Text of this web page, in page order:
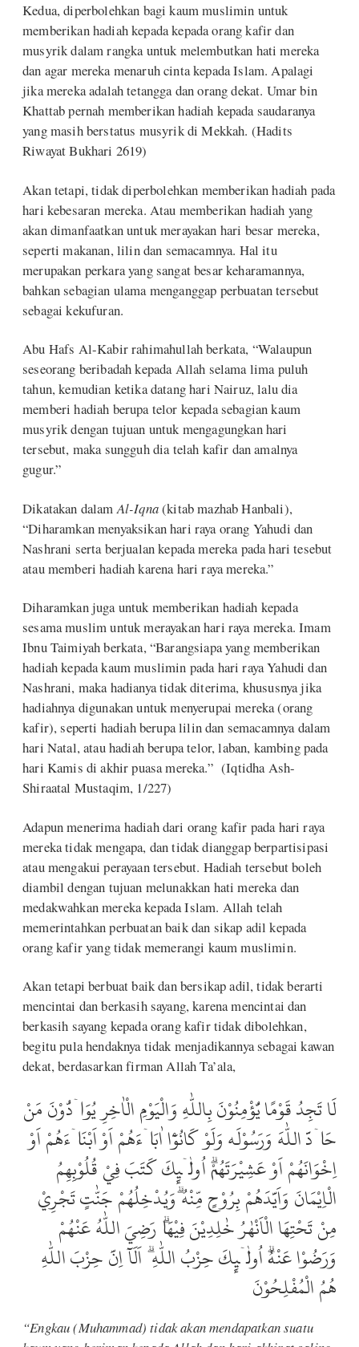
Kedua, diperbolehkan bagi kaum muslimin untuk
memberikan hadiah kepada kepada orang kafir dan
musyrik dalam rangka untuk melembutkan hati mereka
dan agar mereka menaruh cinta kepada Islam. Apalagi
jika mereka adalah tetangga dan orang dekat. Umar bin
Khattab pernah memberikan hadiah kepada saudaranya
yang masih berstatus musyrik di Mekkah. (Hadits
Riwayat Bukhari 2619)
Akan tetapi, tidak diperbolehkan memberikan hadiah pada
hari kebesaran mereka. Atau memberikan hadiah yang
akan dimanfaatkan untuk merayakan hari besar mereka,
seperti makanan, lilin dan semacamnya. Hal itu
merupakan perkara yang sangat besar keharamannya,
bahkan sebagian ulama menganggap perbuatan tersebut
sebagai kekufuran.
Abu Hafs Al-Kabir rahimahullah berkata, “Walaupun
seseorang beribadah kepada Allah selama lima puluh
tahun, kemudian ketika datang hari Nairuz, lalu dia
memberi hadiah berupa telor kepada sebagian kaum
musyrik dengan tujuan untuk mengagungkan hari
tersebut, maka sungguh dia telah kafir dan amalnya
gugur.”
Dikatakan dalamAl-Iqna(kitab mazhab Hanbali),
“Diharamkan menyaksikan hari raya orang Yahudi dan
Nashrani serta berjualan kepada mereka pada hari tesebut
atau memberi hadiah karena hari raya mereka.”
Diharamkan juga untuk memberikan hadiah kepada
sesama muslim untuk merayakan hari raya mereka. Imam
Ibnu Taimiyah berkata, “Barangsiapa yang memberikan
hadiah kepada kaum muslimin pada hari raya Yahudi dan
Nashrani, maka hadianya tidak diterima, khususnya jika
hadiahnya digunakan untuk menyerupai mereka (orang
kafir), seperti hadiah berupa lilin dan semacamnya dalam
hari Natal, atau hadiah berupa telor, laban, kambing pada
hari Kamis di akhir puasa mereka.” (Iqtidha Ash-
Shiraatal Mustaqim, 1/227)
Adapun menerima hadiah dari orang kafir pada hari raya
mereka tidak mengapa, dan tidak dianggap berpartisipasi
atau mengakui perayaan tersebut. Hadiah tersebut boleh
diambil dengan tujuan melunakkan hati mereka dan
medakwahkan mereka kepada Islam. Allah telah
memerintahkan perbuatan baik dan sikap adil kepada
orang kafir yang tidak memerangi kaum muslimin.
Akan tetapi berbuat baik dan bersikap adil, tidak berarti
mencintai dan berkasih sayang, karena mencintai dan
berkasih sayang kepada orang kafir tidak dibolehkan,
begitu pula hendaknya tidak menjadikannya sebagai kawan
dekat, berdasarkan firman Allah Ta’ala,
لَا تَجِدُ قَوْمًا يُّؤْمِنُوْنَ بِاللّٰهِ وَالْيَوْمِ الْاٰخِرِ يُوَاۤدُّوْنَ مَنْ
حَاۤدَّ اللّٰهَ وَرَسُوْلَه وَلَوْ كَانُوْٓا اٰبَاۤءَهُمْ اَوْ اَبْنَاۤءَهُمْ اَوْ
اِخْوَانَهُمْ اَوْ عَشِيْرَتَهُمْۗ اُولٰۤىِٕكَ كَتَبَ فِيْ قُلُوْبِهِمُ
الْاِيْمَانَ وَاَيَّدَهُمْ بِرُوْحٍ مِّنْهُ ۗوَيُدْخِلُهُمْ جَنّٰتٍ تَجْرِيْ
مِنْ تَحْتِهَا الْاَنْهٰرُ خٰلِدِيْنَ فِيْهَاۗ رَضِيَ اللّٰهُ عَنْهُمْ
وَرَضُوْا عَنْهُۗ اُولٰۤىِٕكَ حِزْبُ اللّٰهِ ۗ اَلَآ اِنَّ حِزْبَ اللّٰهِ
هُمُ الْمُفْلِحُوْنَ
“Engkau (Muhammad) tidak akan mendapatkan suatu